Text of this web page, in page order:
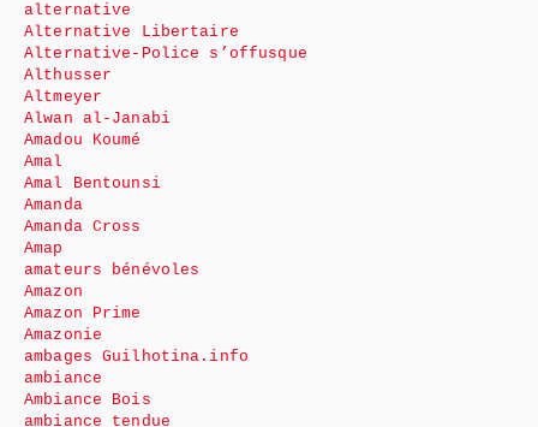
alternative
Alternative Libertaire
Alternative-Police s’offusque
Althusser
Altmeyer
Alwan al-Janabi
Amadou Koumé
Amal
Amal Bentounsi
Amanda
Amanda Cross
Amap
amateurs bénévoles
Amazon
Amazon Prime
Amazonie
ambages Guilhotina.info
ambiance
Ambiance Bois
ambiance tendue